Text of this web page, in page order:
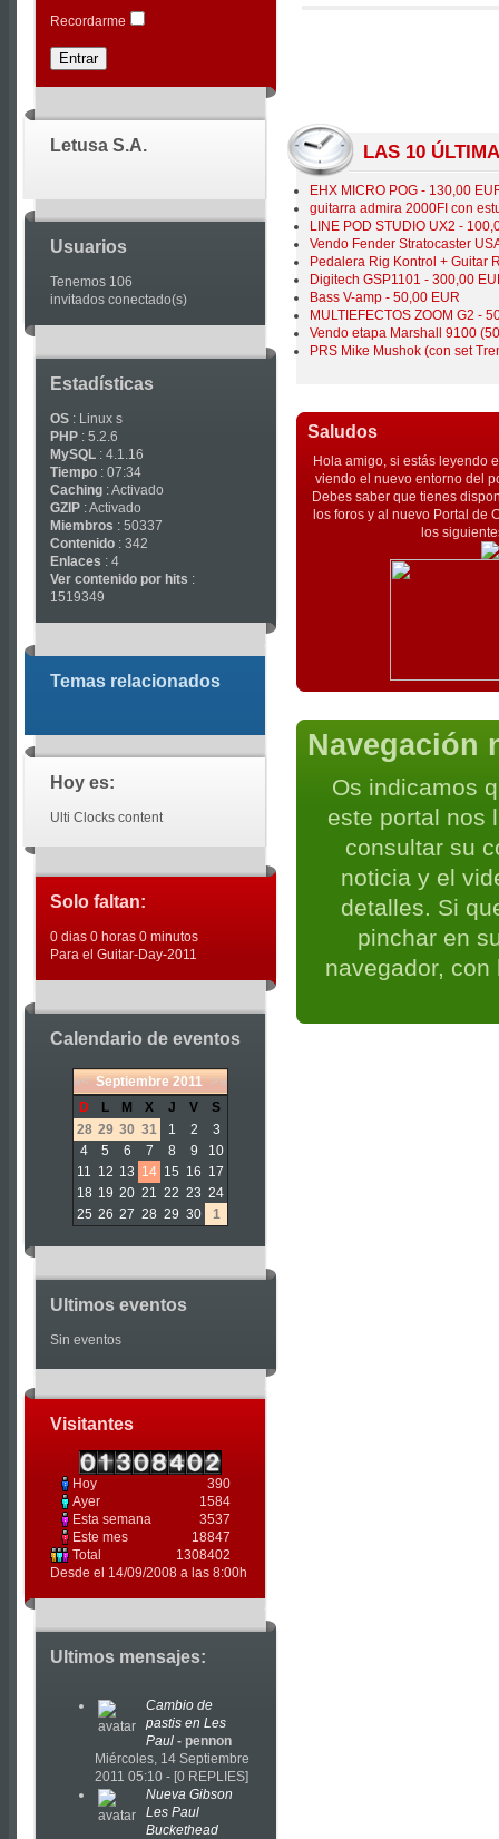
Recordarme
Letusa S.A.
Usuarios
Tenemos 106
invitados conectado(s)
Estadísticas
OS : Linux s
PHP : 5.2.6
MySQL : 4.1.16
Tiempo : 07:34
Caching : Activado
GZIP : Activado
Miembros : 50337
Contenido : 342
Enlaces : 4
Ver contenido por hits :
1519349
Temas relacionados
Hoy es:
Joomla
Articles
Ulti Clocks content
Solo faltan:
0 dias 0 horas 0 minutos
Para el Guitar-Day-2011
Calendario de eventos
«< Septiembre 2011 > »
D
L M X J V
S
28 29 30 31 1 2
3
4
5 6 7 8 9
10
11 12 13 14 15 16 17
18 19 20 21 22 23 24
25 26 27 28 29 30 1
Ultimos eventos
Sin eventos
Visitantes
Hoy
390
Ayer
1584
Esta semana
3537
Este mes
18847
Total
1308402
Desde el 14/09/2008 a las 8:00h
Ultimos mensajes:
Cambio de
pastis en Les
Paul - pennon
Miércoles, 14 Septiembre
2011 05:10 - [0 REPLIES]
Nueva Gibson
Les Paul
Buckethead
LAS 10
EHX MICRO POG - 130,00
guitarra admira 2000FI con
LINE POD STUDIO UX2 -
Vendo Fender Stratocaster
Pedalera Rig Kontrol + Guitar
Digitech GSP1101 - 300,00
Bass V-amp - 50,00 EUR
MULTIEFECTOS ZOOM G2 -
Vendo etapa Marshall 9100
PRS Mike Mushok (con set
Saludos
Hola amigo, si estás leyendo
viendo el nuevo entorno del
Debes saber que tienes
los foros y al nuevo Portal de
los
Navegación
Os indicamos
este portal nos
consultar su
noticia y el
detalles. Si
pinchar en
navegador,